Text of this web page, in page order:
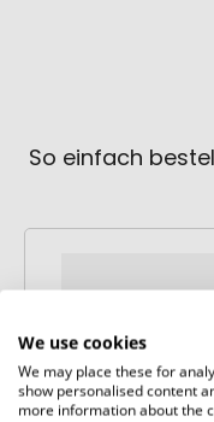
So einfach
Schritt 1:
We use cookies
We may place these for
show personalised content
more information about the